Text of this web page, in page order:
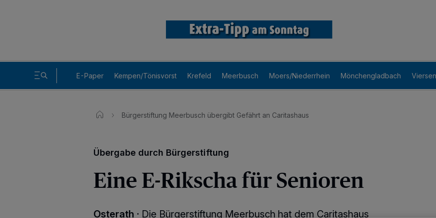
E-Paper Kempen/Tönisvorst Krefeld Meerbusch Moers/Niederrhein Mönchengladbach Viersen
Bürgerstiftung Meerbusch übergibt Gefährt an Caritashaus
Übergabe durch Bürgerstiftung
Eine E-Rikscha für Senioren
Osterath · Die Bürgerstiftung Meerbusch hat dem Caritashaus